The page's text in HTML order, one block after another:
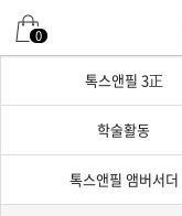
0
톡스앤필 3正
학술활동
톡스앤필 앰버서더